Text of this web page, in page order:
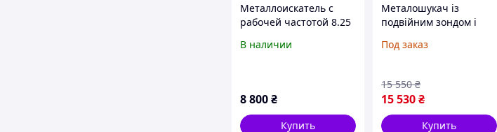
Металлоискатель с
рабочей частотой 8.25
монет, K26831AH49
В наличии
8 800₴
Купить
Металошукач із
подвійним зондом і
Детектор золота 12 В
Под заказ
15 530₴
15 550 ₴
Купить